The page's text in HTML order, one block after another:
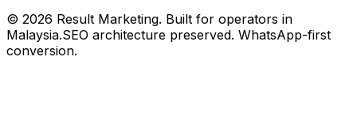
© 2026 Result Marketing. Built for operators in
Malaysia.SEO architecture preserved. WhatsApp-first
conversion.